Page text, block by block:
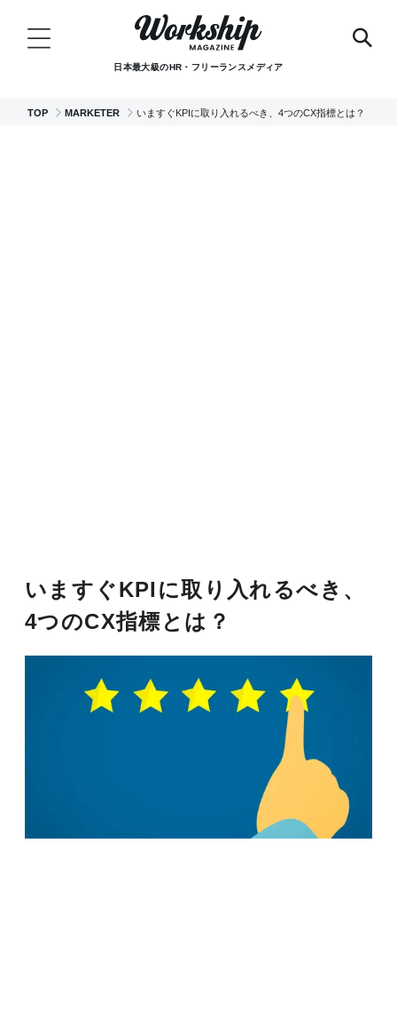
日本最大級のHR・フリーランスメディア
TOP MARKETER いますぐKPIに取り入れるべき、4つのCX指標とは？
いますぐKPIに取り入れるべき、
4つのCX指標とは？